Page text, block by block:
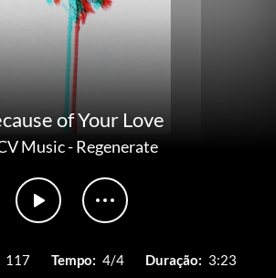
of Your Love
Music-Regenerate
117 Tempo: 4/4 Duração: 3:23